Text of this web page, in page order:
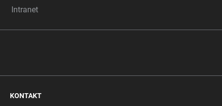
Intranet
KONTAKT